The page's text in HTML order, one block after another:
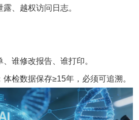
、越权访问日志。
谁修改报告、谁打印。
检数据保存≥15年，必须可追溯。